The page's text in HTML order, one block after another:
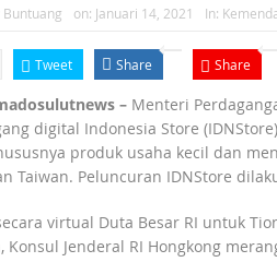
Buntuang on: Januari 14, 2021 In:
Tweet Share Share
– Menteri
digital Indonesia Store
produk usaha kecil dan
Taiwan. Peluncuran IDNStore
virtual Duta Besar RI untuk
Konsul Jenderal RI Hongkong